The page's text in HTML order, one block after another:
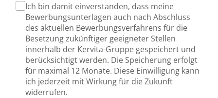
Ich bin damit einverstanden, dass meine
Bewerbungsunterlagen auch nach Abschluss
des aktuellen Bewerbungsverfahrens für die
Besetzung zukünftiger geeigneter Stellen
innerhalb der Kervita-Gruppe gespeichert und
berücksichtigt werden. Die Speicherung erfolgt
für maximal 12 Monate. Diese Einwilligung kann
ich jederzeit mit Wirkung für die Zukunft
widerrufen.